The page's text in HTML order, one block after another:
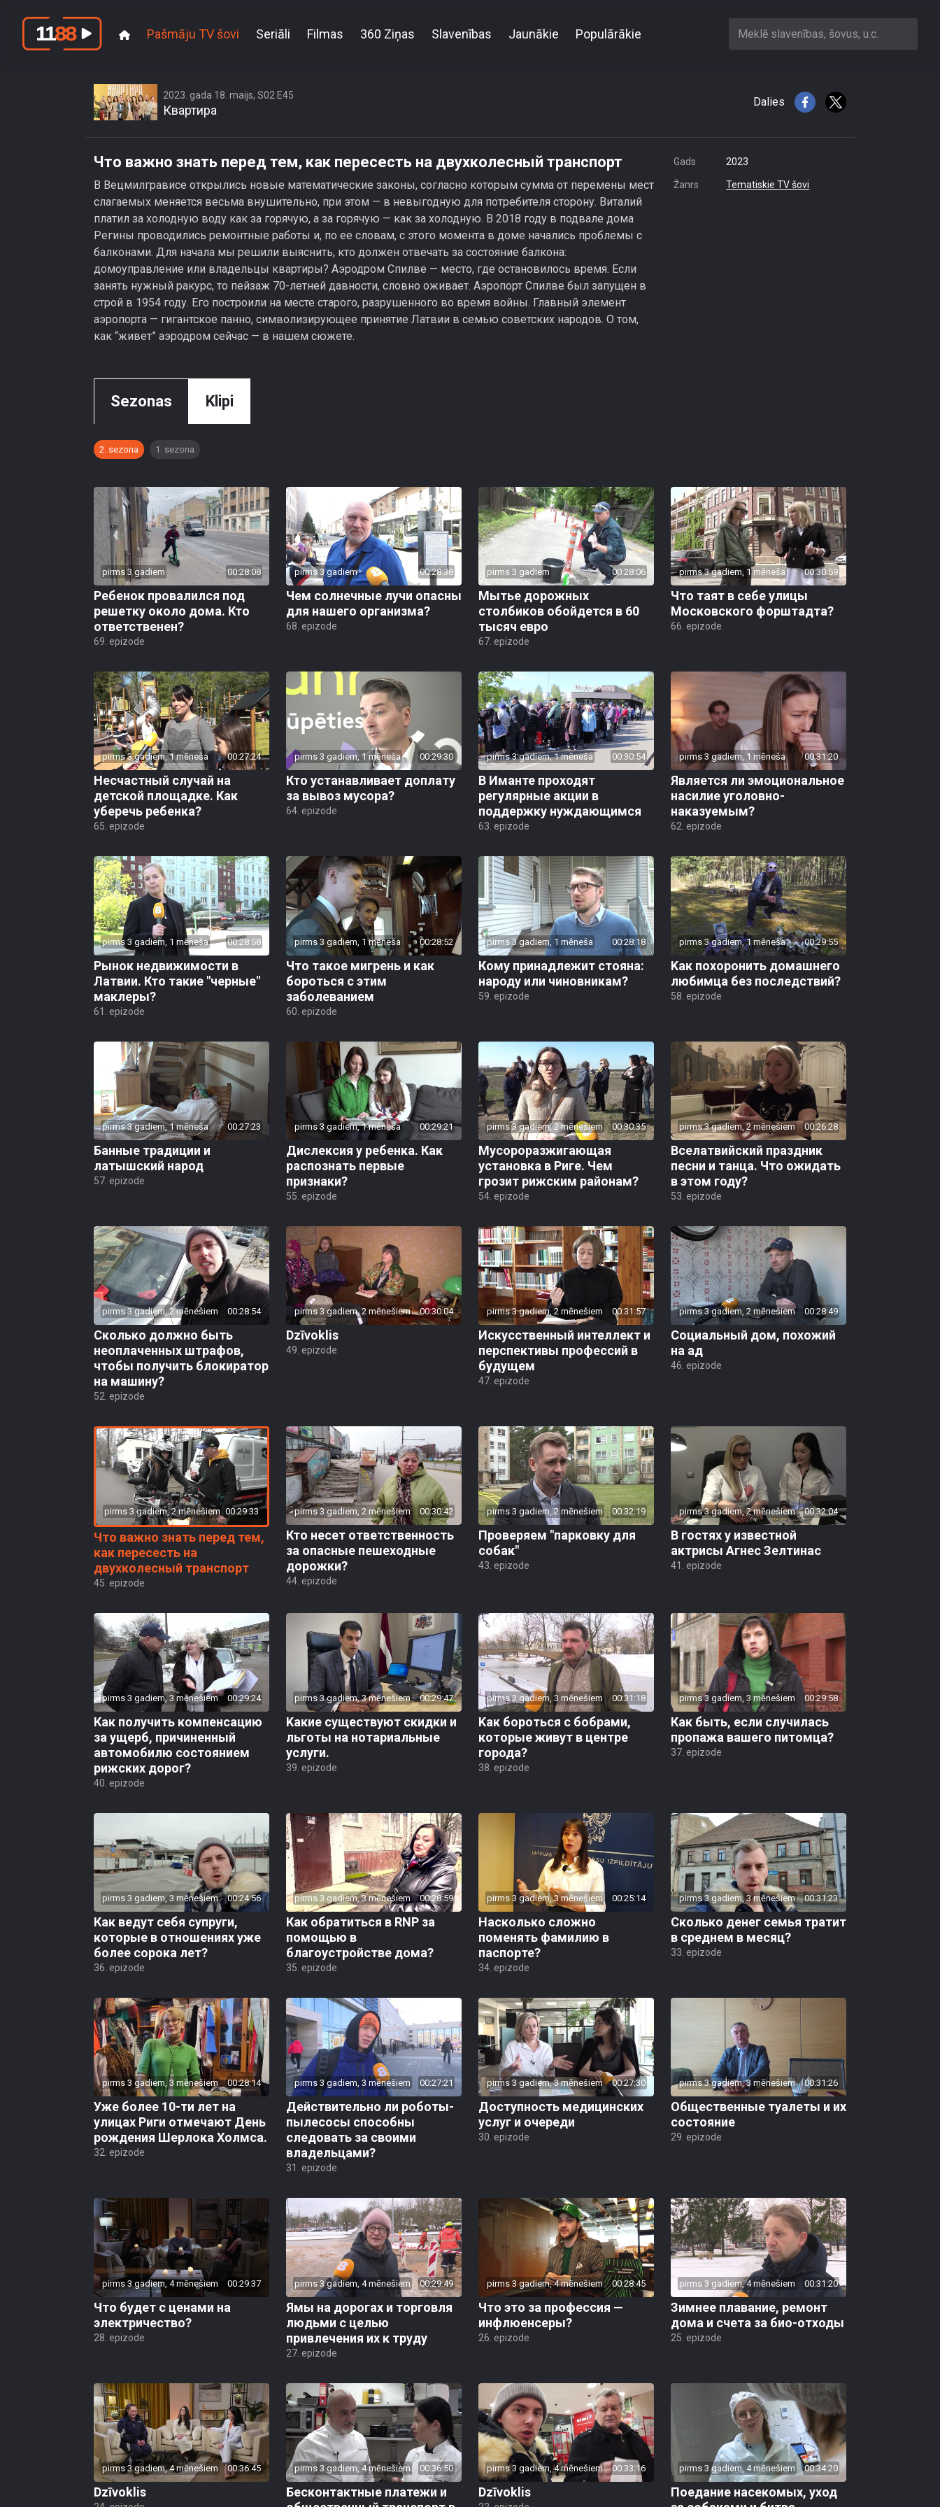
Pašmāju TV šovi Seriāli Filmas 360 Ziņas Slavenības Jaunākie Populārākie Meklē slavenības, šovus, u.c.
2023. gada 18. maijs, S02 E45
Квартира
Dalies
Что важно знать перед тем, как пересесть на двухколесный транспорт
В Вецмилгрависе открылись новые математические законы, согласно которым сумма от перемены мест
слагаемых меняется весьма внушительно, при этом — в невыгодную для потребителя сторону. Виталий
платил за холодную воду как за горячую, а за горячую — как за холодную. В 2018 году в подвале дома
Регины проводились ремонтные работы и, по ее словам, с этого момента в доме начались проблемы с
балконами. Для начала мы решили выяснить, кто должен отвечать за состояние балкона:
домоуправление или владельцы квартиры? Аэродром Спилве — место, где остановилось время. Если
занять нужный ракурс, то пейзаж 70-летней давности, словно оживает. Аэропорт Спилве был запущен в
строй в 1954 году. Его построили на месте старого, разрушенного во время войны. Главный элемент
аэропорта — гигантское панно, символизирующее принятие Латвии в семью советских народов. О том,
как “живет” аэродром сейчас — в нашем сюжете.
Gads 2023
Žanrs Tematiskie TV šovi
Sezonas Klipi
2. sezona 1. sezona
pirms 3 gadiem 00:28:08
Ребенок провалился под
решетку около дома. Кто
ответственен?
69. epizode
pirms 3 gadiem 00:28:38
Чем солнечные лучи опасны
для нашего организма?
68. epizode
pirms 3 gadiem 00:28:06
Мытье дорожных
столбиков обойдется в 60
тысяч евро
67. epizode
pirms 3 gadiem, 1 mēneša 00:30:59
Что таят в себе улицы
Московского форштадта?
66. epizode
pirms 3 gadiem, 1 mēneša 00:27:24
Несчастный случай на
детской площадке. Как
уберечь ребенка?
65. epizode
pirms 3 gadiem, 1 mēneša 00:29:30
Кто устанавливает доплату
за вывоз мусора?
64. epizode
pirms 3 gadiem, 1 mēneša 00:30:54
В Иманте проходят
регулярные акции в
поддержку нуждающимся
63. epizode
pirms 3 gadiem, 1 mēneša 00:31:20
Является ли эмоциональное
насилие уголовно-
наказуемым?
62. epizode
pirms 3 gadiem, 1 mēneša 00:28:58
Рынок недвижимости в
Латвии. Кто такие "черные"
маклеры?
61. epizode
pirms 3 gadiem, 1 mēneša 00:28:52
Что такое мигрень и как
бороться с этим
заболеванием
60. epizode
pirms 3 gadiem, 1 mēneša 00:28:18
Кому принадлежит стояна:
народу или чиновникам?
59. epizode
pirms 3 gadiem, 1 mēneša 00:29:55
Kак похоронить домашнего
любимца без последствий?
58. epizode
pirms 3 gadiem, 1 mēneša 00:27:23
Банные традиции и
латышский народ
57. epizode
pirms 3 gadiem, 1 mēneša 00:29:21
Дислексия у ребенка. Как
распознать первые
признаки?
55. epizode
pirms 3 gadiem, 2 mēnešiem 00:30:35
Мусороразжигающая
установка в Риге. Чем
грозит рижским районам?
54. epizode
pirms 3 gadiem, 2 mēnešiem 00:26:28
Вселатвийский праздник
песни и танца. Что ожидать
в этом году?
53. epizode
pirms 3 gadiem, 2 mēnešiem 00:28:54
Сколько должно быть
неоплаченных штрафов,
чтобы получить блокиратор
на машину?
52. epizode
pirms 3 gadiem, 2 mēnešiem 00:30:04
Dzīvoklis
49. epizode
pirms 3 gadiem, 2 mēnešiem 00:31:57
Искусственный интеллект и
перспективы профессий в
будущем
47. epizode
pirms 3 gadiem, 2 mēnešiem 00:28:49
Социальный дом, похожий
на ад
46. epizode
pirms 3 gadiem, 2 mēnešiem 00:29:33
Что важно знать перед тем,
как пересесть на
двухколесный транспорт
45. epizode
pirms 3 gadiem, 2 mēnešiem 00:30:42
Кто несет ответственность
за опасные пешеходные
дорожки?
44. epizode
pirms 3 gadiem, 2 mēnešiem 00:32:19
Проверяем "парковку для
собак"
43. epizode
pirms 3 gadiem, 2 mēnešiem 00:32:04
B гостях у известной
актрисы Агнес Зелтинас
41. epizode
pirms 3 gadiem, 3 mēnešiem 00:29:24
Как получить компенсацию
за ущерб, причиненный
автомобилю состоянием
рижских дорог?
40. epizode
pirms 3 gadiem, 3 mēnešiem 00:29:47
Kакие существуют скидки и
льготы на нотариальные
услуги.
39. epizode
pirms 3 gadiem, 3 mēnešiem 00:31:18
Kак бороться с бобрами,
которые живут в центре
города?
38. epizode
pirms 3 gadiem, 3 mēnešiem 00:29:58
Как быть, если случилась
пропажа вашего питомца?
37. epizode
pirms 3 gadiem, 3 mēnešiem 00:24:56
Как ведут себя супруги,
которые в отношениях уже
более сорока лет?
36. epizode
pirms 3 gadiem, 3 mēnešiem 00:28:59
Как обратиться в RNP за
помощью в
благоустройстве дома?
35. epizode
pirms 3 gadiem, 3 mēnešiem 00:25:14
Насколько сложно
поменять фамилию в
паспорте?
34. epizode
pirms 3 gadiem, 3 mēnešiem 00:31:23
Сколько денег семья тратит
в среднем в месяц?
33. epizode
pirms 3 gadiem, 3 mēnešiem 00:28:14
Уже более 10-ти лет на
улицах Риги отмечают День
рождения Шерлока Холмса.
32. epizode
pirms 3 gadiem, 3 mēnešiem 00:27:21
Действительно ли роботы-
пылесосы способны
следовать за своими
владельцами?
31. epizode
pirms 3 gadiem, 3 mēnešiem 00:27:30
Доступность медицинских
услуг и очереди
30. epizode
pirms 3 gadiem, 3 mēnešiem 00:31:26
Общественные туалеты и их
состояние
29. epizode
pirms 3 gadiem, 4 mēnešiem 00:29:37
Что будет с ценами на
электричество?
28. epizode
pirms 3 gadiem, 4 mēnešiem 00:29:49
Ямы на дорогах и торговля
людьми с целью
привлечения их к труду
27. epizode
pirms 3 gadiem, 4 mēnešiem 00:28:45
Что это за профессия —
инфлюенсеры?
26. epizode
pirms 3 gadiem, 4 mēnešiem 00:31:20
Зимнее плавание, ремонт
дома и счета за био-отходы
25. epizode
pirms 3 gadiem, 4 mēnešiem 00:36:45
Dzīvoklis
pirms 3 gadiem, 4 mēnešiem 00:36:50
Бесконтактные платежи и
pirms 3 gadiem, 4 mēnešiem 00:33:16
Dzīvoklis
pirms 3 gadiem, 4 mēnešiem 00:34:20
Поедание насекомых, уход